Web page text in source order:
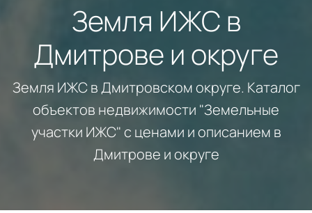
Земля ИЖС в
Дмитрове и округе
Земля ИЖС в Дмитровском округе. Каталог
объектов недвижимости "Земельные
участки ИЖС" с ценами и описанием в
Дмитрове и округе